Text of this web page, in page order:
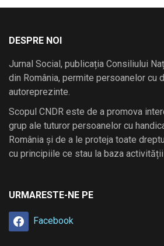
DESPRE NOI
Jurnal Social, publicația Consiliului
din România, permite persoanelor cu
autoreprezinte.
Scopul CNDR este de a promova
grup ale tuturor persoanelor cu
România și de a le proteja toate
cu principiile ce stau la baza
URMARESTE-NE PE
Facebook